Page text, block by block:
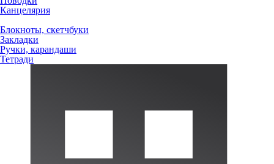
Канцелярия
Блокноты, скетчбуки
Закладки
Ручки, карандаши
Тетради